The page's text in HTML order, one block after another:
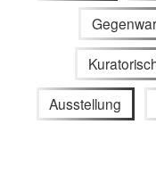
Ausstellung